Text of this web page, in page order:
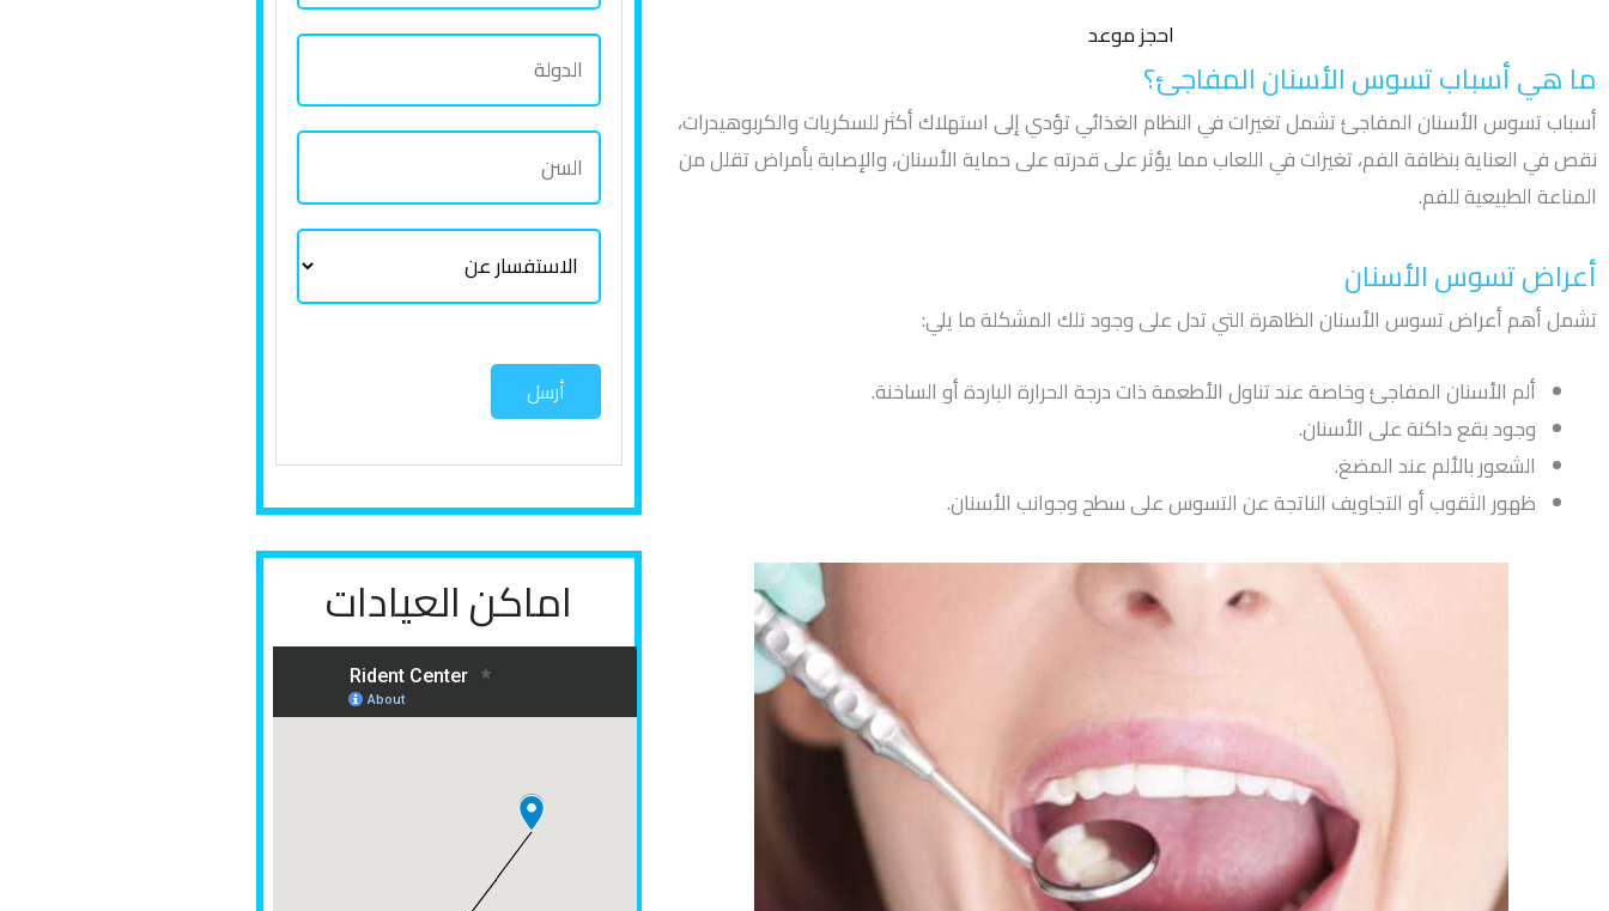
احجز موعد
ما هي أسباب تسوس الأسنان المفاجئ؟
أسباب تسوس الأسنان المفاجئ تشمل تغيرات في النظام الغذائي تؤدي إلى استهلاك أكثر للسكريات والكربوهيدرات،
نقص في العناية بنظافة الفم، تغيرات في اللعاب مما يؤثر على قدرته على حماية الأسنان، والإصابة بأمراض تقلل من
المناعة الطبيعية للفم.
أعراض تسوس الأسنان
تشمل أهم أعراض تسوس الأسنان الظاهرة التي تدل على وجود تلك المشكلة ما يلي:
ألم الأسنان المفاجئ وخاصة عند تناول الأطعمة ذات درجة الحرارة الباردة أو الساخنة.
وجود بقع داكنة على الأسنان.
الشعور بالألم عند المضغ.
ظهور الثقوب أو التجاويف الناتجة عن التسوس على سطح وجوانب الأسنان.
ب
ل
م
*
م
ل
ه
ت
ا
د
ل
ة
ا
س
ا
س
ف
س
ا
ر
أرسل
اماكن العيادات